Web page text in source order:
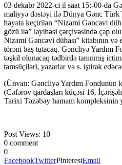
03 dekabr 2022-ci il saat 15:-00-da
maliyyə dəstəyi ilə Dünya Gənc
həyata keçirilən “Nizami Gəncəvi
gözü ilə” layihəsi çərçivəsində çap
Nizami Gəncəvi dühası” kitabının və
törəni baş tutacaq. Gəncliyə Yardım
təşkil olunacaq tədbirdə tanınmış
təmsilçiləri, yazarlar və s. iştirak
(Ünvan: Gəncliyə Yardım Fondunun
(Cəfərov qardaşları küçəsi 16,
Tarixi Təzəbəy hamam kompleksinin
Post Views: 10
0 comment
0
FacebookTwitterPinterestEmail